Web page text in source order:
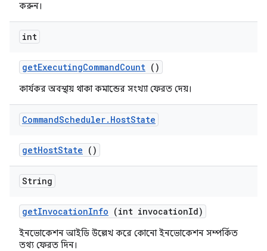
করুন।
int
getExecutingCommandCount ()
কার্যকর অবস্থায় থাকা কমান্ডের সংখ্যা ফেরত দেয়।
CommandScheduler. HostState
getHostState ()
String
getInvocationInfo (int invocationId)
ইনভোকেশন আইডি উল্লেখ করে কোনো ইনভোকেশন সম্পর্কিত
তথ্য ফেরত দিন।